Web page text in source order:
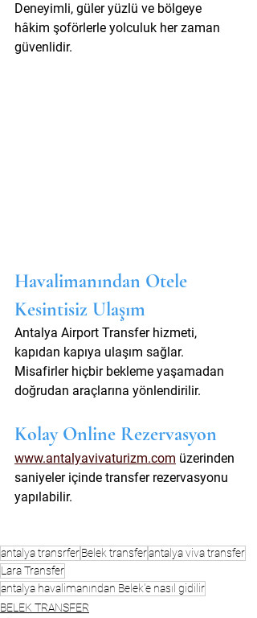
Deneyimli, güler yüzlü ve bölgeye
hâkim şoförlerle yolculuk her zaman
güvenlidir.
Havalimanından Otele
Kesintisiz Ulaşım
Antalya Airport Transfer hizmeti,
kapıdan kapıya ulaşım sağlar.
Misafirler hiçbir bekleme yaşamadan
doğrudan araçlarına yönlendirilir.
Kolay Online Rezervasyon
www.antalyavivaturizm.com üzerinden
saniyeler içinde transfer rezervasyonu
yapılabilir.
antalya transrferBelek transferantalya viva transfer
Lara Transfer
antalya havalimanından Belek'e nasıl gidilir
BELEK TRANSFER